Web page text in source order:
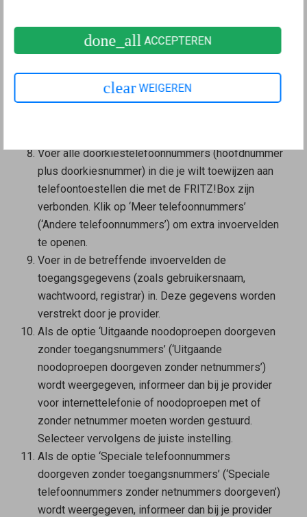
pointlijn’ (‘SIP-installatiebeveiliging’).
Voer bij ‘Hoofdnummer’ (‘Stamnummer’) het
Voer het doorkiesnummer van de centrale in.
Selecteer uit de vervolgkeuzelijst ‘Lengte van de
Voer alle doorkiestelefoonnummers (hoofdnummer
plus doorkiesnummer) in die je wilt toewijzen aan
telefoontoestellen die met de FRITZ!Box zijn
verbonden. Klik op ‘Meer telefoonnummers’
(‘Andere telefoonnummers’) om extra invoervelden
te openen.
Voer in de betreffende invoervelden de
toegangsgegevens (zoals gebruikersnaam,
wachtwoord, registrar) in. Deze gegevens worden
verstrekt door je provider.
Als de optie ‘Uitgaande noodoproepen doorgeven
zonder toegangsnummers’ (‘Uitgaande
noodoproepen doorgeven zonder netnummers’)
wordt weergegeven, informeer dan bij je provider
voor internettelefonie of noodoproepen met of
zonder netnummer moeten worden gestuurd.
Selecteer vervolgens de juiste instelling.
Als de optie ‘Speciale telefoonnummers
doorgeven zonder toegangsnummers’ (‘Speciale
telefoonnummers zonder netnummers doorgeven’)
wordt weergegeven, informeer dan bij je provider
done_all ACCEPTEREN
clear WEIGEREN